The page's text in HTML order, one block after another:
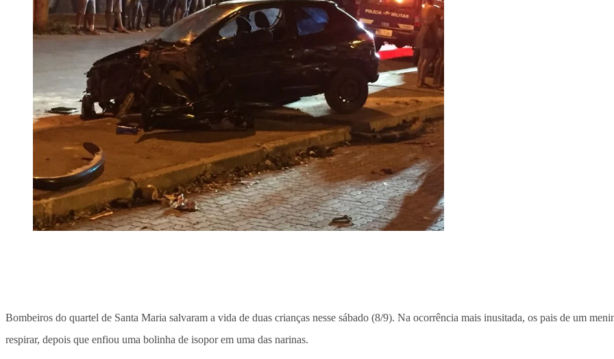
Bombeiros do quartel de Santa Maria salvaram a vida de duas crianças nesse sábado (8/9). Na ocorrência mais inusitada, os pais de um
respirar, depois que enfiou uma bolinha de isopor em uma das narinas.